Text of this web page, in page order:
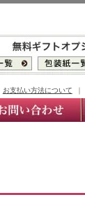
お支払い方法について